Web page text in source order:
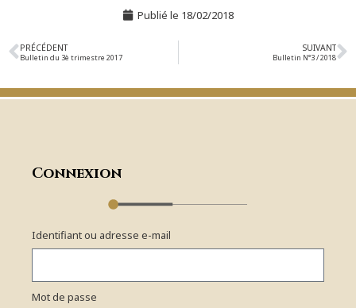
Publié le 18/02/2018
PRÉCÉDENT
Bulletin du 3è trimestre 2017
SUIVANT
Bulletin N°3 / 2018
Connexion
Identifiant ou adresse e-mail
Mot de passe